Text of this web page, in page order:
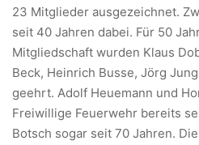
23 Mitglieder ausgezeichnet.
seit 40 Jahren dabei. Für 50
Mitgliedschaft wurden Klaus
Beck, Heinrich Busse, Jörg
geehrt. Adolf Heuemann und
Freiwillige Feuerwehr bereits
Botsch sogar seit 70 Jahren.